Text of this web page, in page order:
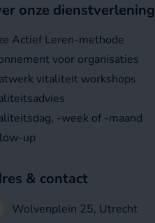
onze dienstverlening
Actief Leren-methode
voor organisaties
vitaliteit workshops
-week of -maand
up
& contact
Wolvenplein 25, Utrecht